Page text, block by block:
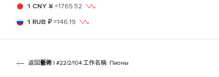
1 CNY ¥ =1765.52
1 RUB ₽=146.19
返回藝術| #22/2/104 工作名稱: Пионы